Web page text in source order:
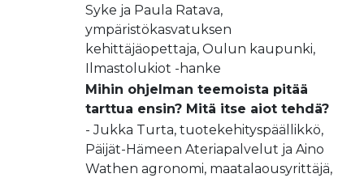
Syke ja Paula Ratava,
ympäristökasvatuksen
kehittäjäopettaja, Oulun kaupunki,
Ilmastolukiot -hanke
Mihin ohjelman teemoista pitää
tarttua ensin? Mitä itse aiot tehdä?
- Jukka Turta, tuotekehityspäällikkö,
Päijät-Hämeen Ateriapalvelut ja Aino
Wathen agronomi, maatalaousyrittäjä,